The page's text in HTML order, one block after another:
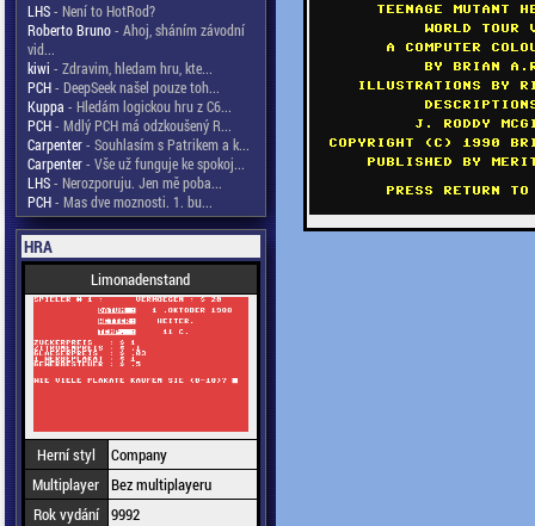
LHS- Není to HotRod?
Roberto Bruno- Ahoj, sháním závodní
vid...
kiwi - Zdravim, hledam hru, kte...
PCH- DeepSeek našel pouze toh...
Kuppa - Hledám logickou hru z C6...
PCH- Mdlý PCH má odzkoušený R...
Carpenter- Souhlasím s Patrikem a k...
Carpenter- Vše už funguje ke spokoj...
LHS- Nerozporuju. Jen mě poba...
PCH- Mas dve moznosti. 1. bu...
HRA
Limonadenstand
Herní styl
Company
Multiplayer Bez multiplayeru
Rok vydání 9992